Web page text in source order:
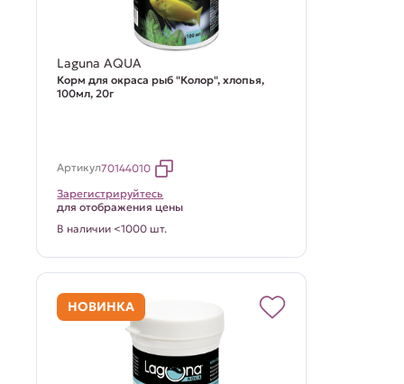
Laguna AQUA
Корм для окраса рыб "Колор", хлопья,
100мл, 20г
Артикул70144010
Зарегистрируйтесь
для отображения цены
В наличии <1000 шт.
НОВИНКА